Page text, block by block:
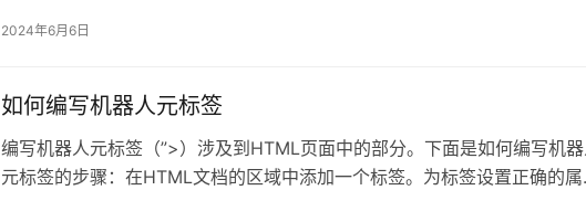
2024年6月6日
如何编写机器人元标签
编写机器人元标签（”>）涉及到HTML页面中的部分。下面是如何编写机
元标签的步骤：在HTML文档的区域中添加一个标签。为标签设置正确的属